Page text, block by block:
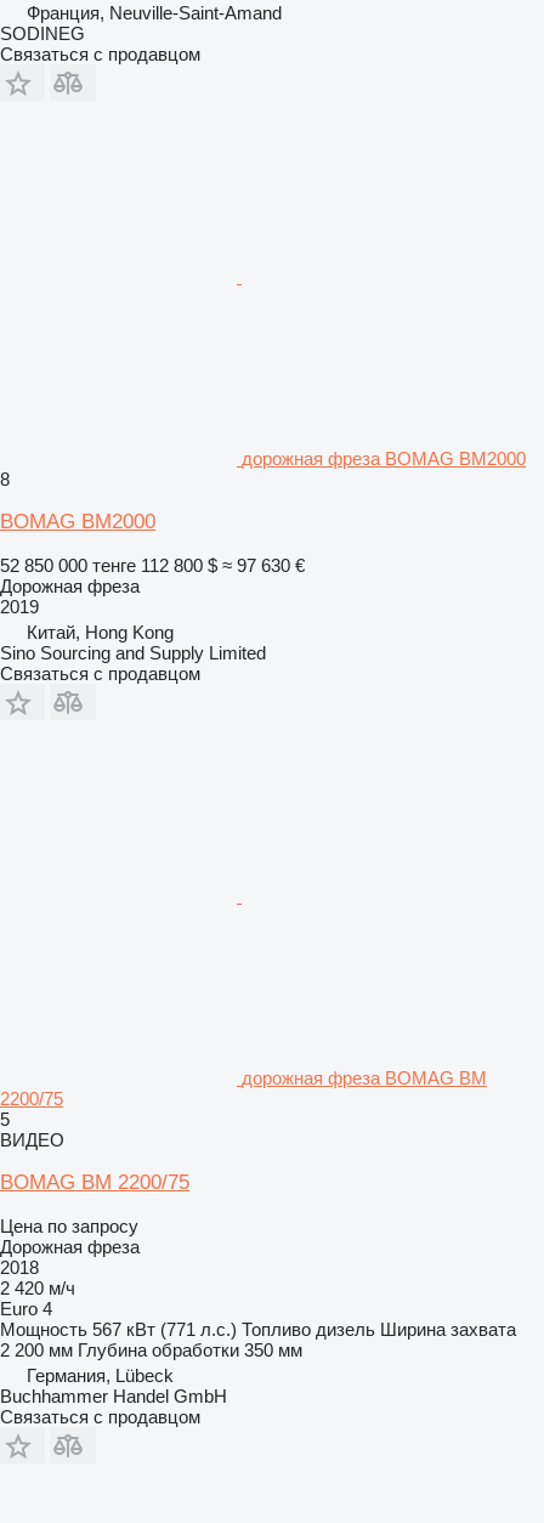
Франция, Neuville-Saint-Amand
SODINEG
Связаться с продавцом
дорожная фреза BOMAG BM2000
8
BOMAG BM2000
52 850 000 тенге 112 800 $ ≈ 97 630 €
Дорожная фреза
2019
Китай, Hong Kong
Sino Sourcing and Supply Limited
Связаться с продавцом
дорожная фреза BOMAG BM
2200/75
5
ВИДЕО
BOMAG BM 2200/75
Цена по запросу
Дорожная фреза
2018
2 420 м/ч
Euro 4
Мощность 567 кВт (771 л.с.) Топливо дизель Ширина захвата
2 200 мм Глубина обработки 350 мм
Германия, Lübeck
Buchhammer Handel GmbH
Связаться с продавцом